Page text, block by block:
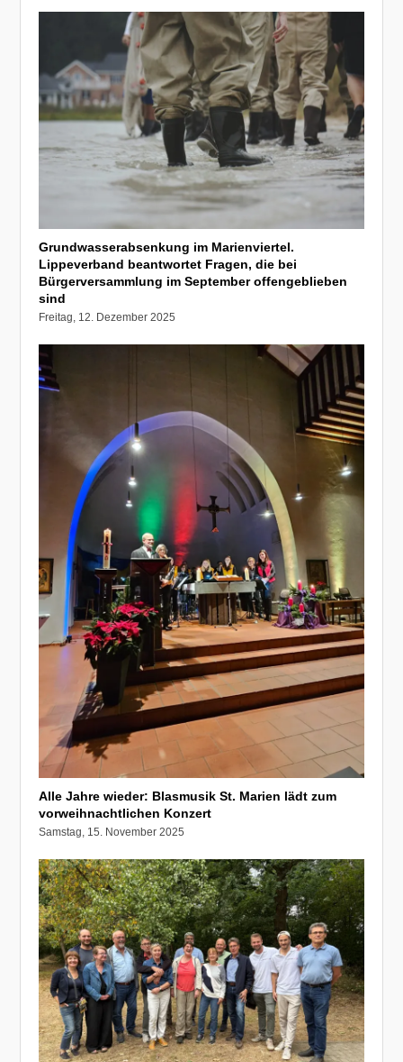
Grundwasserabsenkung im Marienviertel.
Lippeverband beantwortet Fragen, die bei
Bürgerversammlung im September offengeblieben
sind
Freitag, 12. Dezember 2025
Alle Jahre wieder: Blasmusik St. Marien lädt zum
vorweihnachtlichen Konzert
Samstag, 15. November 2025